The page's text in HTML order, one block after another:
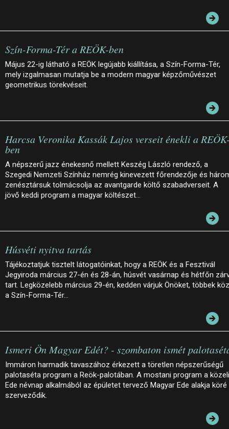
Szín-Forma-Tér a REÖK-ben
Május 22-ig látható a REÖK legújabb kiállítása, a Szín-Forma-Tér,
mely izgalmasan mutatja be a modern magyar képzőművészet
geometrikus törekvéseit.
Harcsa Veronika Kassák Lajos verseit énekli a
ben
A népszerű jazz énekesnő mellett Keszég László rendező, a
Szegedi Nemzeti Színház nemrég kinevezett főrendezője és
zenésztársuk tolmácsolja az avantgarde költő szabadverseit. A
jövő keddi program a magyar költészet…
Húsvéti nyitva tartás
Tájékoztatjuk tisztelt látogatóinkat, hogy a REÖK és a Fesztivál
Jegyiroda március 27-én és 28-án, húsvét vasárnap és hétfőn
tart. Legközelebb március 29-én, kedden várjuk Önöket, többek
a Szín-Forma-Tér…
Ismeri Ön Magyar Edét? - szombaton ismét
Immáron harmadik tavaszához érkezett a töretlen népszerűségű
palotaséta program a Reök-palotában. A mostani program a közeli
Ede névnap alkalmából az épületet tervező Magyar Ede alakja köré
szerveződik.